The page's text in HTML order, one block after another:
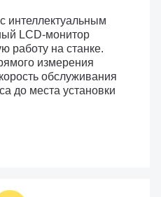
интеллектуальным
LCD-монитор
работу на станке.
измерения
обслуживания
до места установки